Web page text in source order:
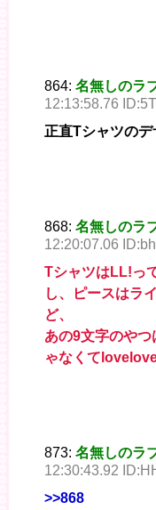
864: 名無しのラ
12:13:58.76
正直Tシャツの
868: 名無しのラ
12:20:07.06
TシャツはLL!っ
し、ピースはラ
ど、
あの9文字のや
ゃなくて
873: 名無しのラ
12:30:43.92
>>868